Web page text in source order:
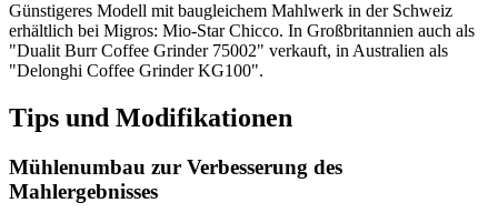
Günstigeres Modell mit baugleichem Mahlwerk in der Schweiz
erhältlich bei Migros: Mio-Star Chicco. In Großbritannien auch als
"Dualit Burr Coffee Grinder 75002" verkauft, in Australien als
"Delonghi Coffee Grinder KG100".
Tips und Modifikationen
Mühlenumbau zur Verbesserung des
Mahlergebnisses